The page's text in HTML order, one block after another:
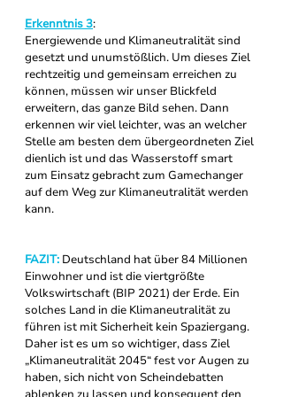
Erkenntnis 3:
Energiewende und Klimaneutralität sind
gesetzt und unumstößlich. Um dieses Ziel
rechtzeitig und gemeinsam erreichen zu
können, müssen wir unser Blickfeld
erweitern, das ganze Bild sehen. Dann
erkennen wir viel leichter, was an welcher
Stelle am besten dem übergeordneten Ziel
dienlich ist und das Wasserstoff smart
zum Einsatz gebracht zum Gamechanger
auf dem Weg zur Klimaneutralität werden
kann.
FAZIT: Deutschland hat über 84 Millionen
Einwohner und ist die viertgrößte
Volkswirtschaft (BIP 2021) der Erde. Ein
solches Land in die Klimaneutralität zu
führen ist mit Sicherheit kein Spaziergang.
Daher ist es um so wichtiger, dass Ziel
„Klimaneutralität 2045“ fest vor Augen zu
haben, sich nicht von Scheindebatten